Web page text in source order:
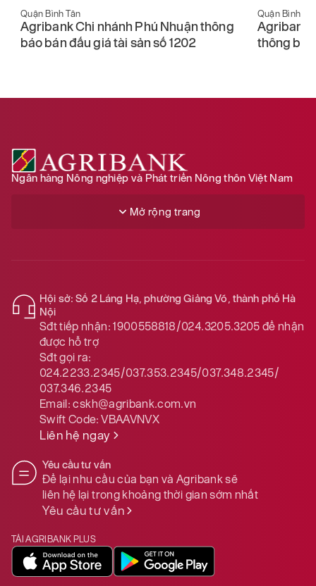
Quận Bình Tân
Agribank Chi nhánh Trung tâm Sài Gòn
thông báo bán đấu giá tài sản số 1834
Quận Bình
Agribank
đấu giá
Ngân hàng Nông nghiệp và Phát triển Nông thôn Việt Nam
Mở rộng trang
Hội sở: Số 2 Láng Hạ, phường Giảng Võ, thành phố Hà
Nội
Sđt tiếp nhận: 1900558818/024.3205.3205để nhận
được hỗ trợ
Sđt gọi ra:
024.2233.2345/037.353.2345/037.348.2345/
037.346.2345
Email:cskh@agribank.com.vn
Swift Code:VBAAVNVX
Liên hệ ngay
Yêu cầu tư vấn
Để lại nhu cầu của bạn và Agribank sẽ
liên hệ lại trong khoảng thời gian sớm nhất
Yêu cầu tư vấn
TẢI AGRIBANK PLUS